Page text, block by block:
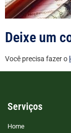
Deixe um
Você precisa fazer o
Serviços
Home